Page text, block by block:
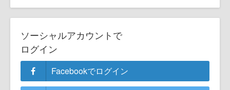
ソーシャルアカウントで
ログイン
Facebookでログイン